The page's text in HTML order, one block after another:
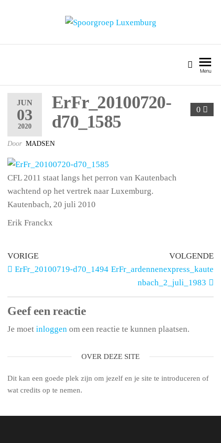
Menu
JUN
03
2020
0
ErFr_20100720-
d70_1585
Door MADSEN
CFL 2011 staat langs het perron van Kautenbach
wachtend op het vertrek naar Luxemburg.
Kautenbach, 20 juli 2010
Erik Franckx
VORIGE
ErFr_20100719-d70_1494
VOLGENDE
ErFr_ardennenexpress_kaute
nbach_2_juli_1983
Geef een reactie
Je moet inloggen om een reactie te kunnen plaatsen.
OVER DEZE SITE
Dit kan een goede plek zijn om jezelf en je site te introduceren of
wat credits op te nemen.